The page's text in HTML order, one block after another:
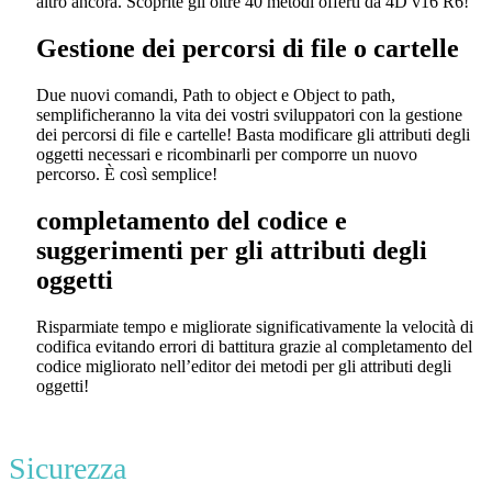
Gestione dei percorsi di file o cartelle
Due nuovi comandi, Path to object e Object to path,
semplificheranno la vita dei vostri sviluppatori con la gestione
dei percorsi di file e cartelle! Basta modificare gli attributi degli
oggetti necessari e ricombinarli per comporre un nuovo
percorso. È così semplice!
completamento del codice e
suggerimenti per gli attributi degli
oggetti
Risparmiate tempo e migliorate significativamente la velocità di
codifica evitando errori di battitura grazie al completamento del
codice migliorato nell’editor dei metodi per gli attributi degli
oggetti!
Sicurezza